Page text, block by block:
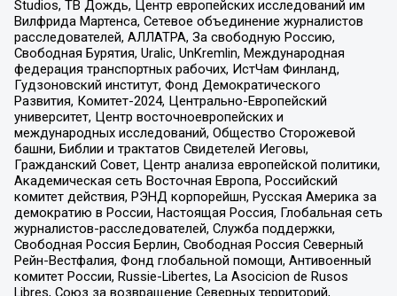
Studios, ТВ Дождь, Центр европейских исследований им
Вилфрида Мартенса, Сетевое объединение журналистов
расследователей, АЛЛАТРА, За свободную Россию,
Свободная Бурятия, Uralic, UnKremlin, Международная
федерация транспортных рабочих, ИстЧам Финланд,
Гудзоновский институт, Фонд Демократического
Развития, Комитет-2024, Центрально-Европейский
университет, Центр восточноевропейских и
международных исследований, Общество Сторожевой
башни, Библии и трактатов Свидетелей Иеговы,
Гражданский Совет, Центр анализа европейской политики,
Академическая сеть Восточная Европа, Российский
комитет действия, РЭНД корпорейшн, Русская Америка за
демократию в России, Настоящая Россия, Глобальная сеть
журналистов-расследователей, Служба поддержки,
Свободная Россия Берлин, Свободная Россия Северный
Рейн-Вестфалия, Фонд глобальной помощи, Антивоенный
комитет России, Russie-Libertes, La Asocicion de Rusos
Libres, Союз за возвращение Северных территорий,